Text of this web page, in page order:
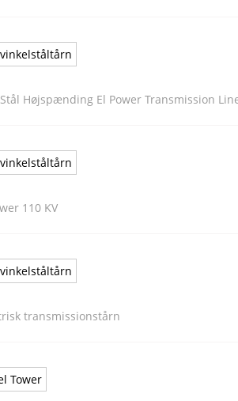
Højspænding El Power Transmission
110 KV
transmissionstårn
Tower